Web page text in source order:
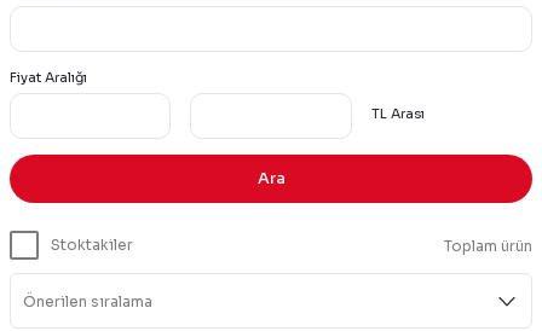
Fiyat Aralığı
TL Arası
Ara
Stoktakiler Toplam ürün